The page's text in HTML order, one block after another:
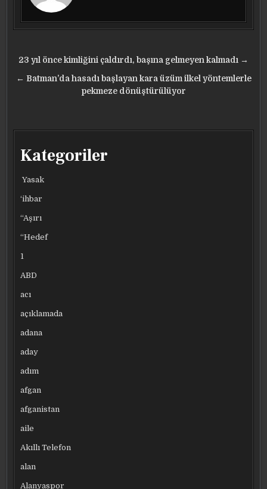
Yazı
gezinmesi
23 yıl önce kimliğini çaldırdı, başına gelmeyen kalmadı →
← Batman’da hasadı başlayan kara üzüm ilkel yöntemlerle
pekmeze dönüştürülüyor
Kategoriler
Yasak
‘ihbar
“Aşırı
“Hedef
1
ABD
acı
açıklamada
adana
aday
adım
afgan
afganistan
aile
Akıllı Telefon
alan
Alanyaspor